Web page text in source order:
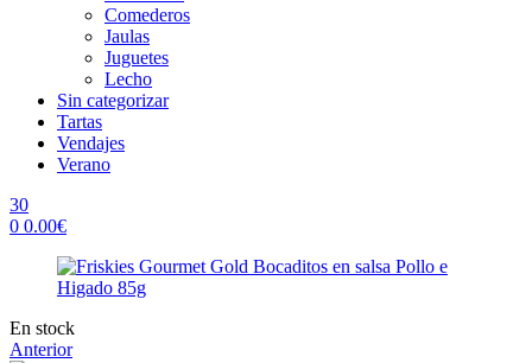
Comederos
Jaulas
Juguetes
Lecho
Sin categorizar
Tartas
Vendajes
Verano
30
0 0.00€
Availability:
En stock
Anterior